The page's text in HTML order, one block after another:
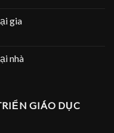
gia
nhà
GIÁO DỤC